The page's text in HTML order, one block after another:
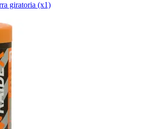
giratoria (x1)